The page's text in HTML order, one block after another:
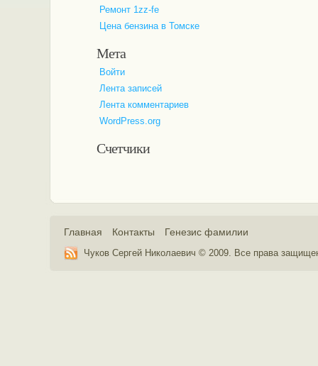
Ремонт 1zz-fe
Цена бензина в Томске
Мета
Войти
Лента записей
Лента комментариев
WordPress.org
Счетчики
Главная Контакты Генезис фамилии
Чуков Сергей Николаевич © 2009. Все права